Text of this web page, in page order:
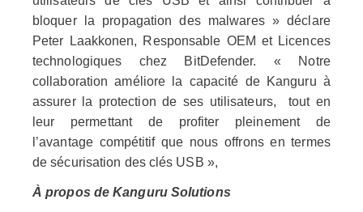
bloquer la propagation des malwares » déclare
Peter Laakkonen, Responsable OEM et Licences
technologiques chez BitDefender. « Notre
collaboration améliore la capacité de Kanguru à
assurer la protection de ses utilisateurs, tout en
leur permettant de profiter pleinement de
l’avantage compétitif que nous offrons en termes
de sécurisation des clés USB »,
À propos de Kanguru Solutions